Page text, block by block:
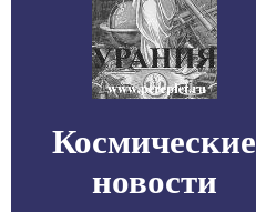
Космические
новости